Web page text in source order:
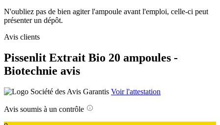
N'oubliez pas de bien agiter l'ampoule avant l'emploi, celle-ci peut
présenter un dépôt.
Avis clients
Pissenlit Extrait Bio 20 ampoules -
Biotechnie avis
Voir l'attestation
Avis soumis à un contrôle